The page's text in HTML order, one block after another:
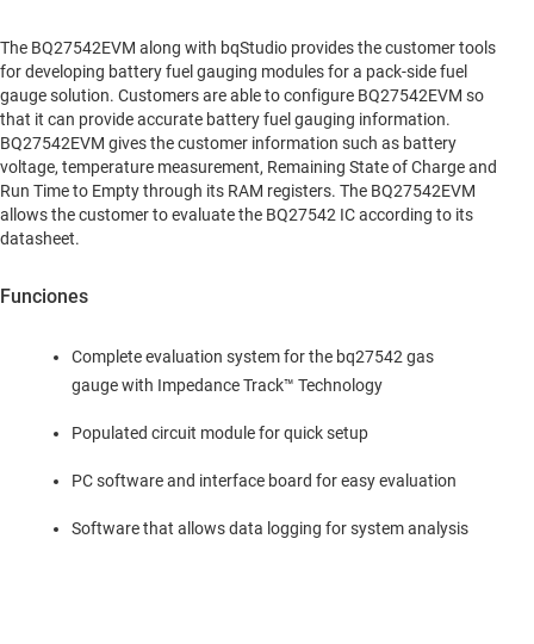
The BQ27542EVM along with bqStudio provides the customer tools
for developing battery fuel gauging modules for a pack-side fuel
gauge solution. Customers are able to configure BQ27542EVM so
that it can provide accurate battery fuel gauging information.
BQ27542EVM gives the customer information such as battery
voltage, temperature measurement, Remaining State of Charge and
Run Time to Empty through its RAM registers. The BQ27542EVM
allows the customer to evaluate the BQ27542 IC according to its
datasheet.
Funciones
Complete evaluation system for the bq27542 gas
gauge with Impedance Track™ Technology
Populated circuit module for quick setup
PC software and interface board for easy evaluation
Software that allows data logging for system analysis